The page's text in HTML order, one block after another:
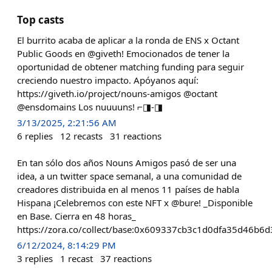
Top casts
El burrito acaba de aplicar a la ronda de ENS x Octant
Public Goods en @giveth! Emocionados de tener la
oportunidad de obtener matching funding para seguir
creciendo nuestro impacto. Apóyanos aquí:
https://giveth.io/project/nouns-amigos @octant
@ensdomains Los nuuuuns! ⌐◨-◨
3/13/2025, 2:21:56 AM
6 replies 12 recasts 31 reactions
En tan sólo dos años Nouns Amigos pasó de ser una
idea, a un twitter space semanal, a una comunidad de
creadores distribuida en al menos 11 países de habla
Hispana ¡Celebremos con este NFT x @bure! _Disponible
en Base. Cierra en 48 horas_
https://zora.co/collect/
6/12/2024, 8:14:29 PM
3 replies 1 recast 37 reactions